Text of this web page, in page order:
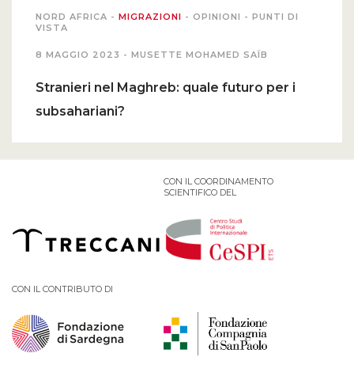
NORD AFRICA - MIGRAZIONI - OPINIONI - PUNTI DI
VISTA
8 MAGGIO 2023 - MUSETTE MOHAMED SAÏB
Stranieri nel Maghreb: quale futuro per i
subsahariani?
CON IL COORDINAMENTO
SCIENTIFICO DEL
CON IL CONTRIBUTO DI